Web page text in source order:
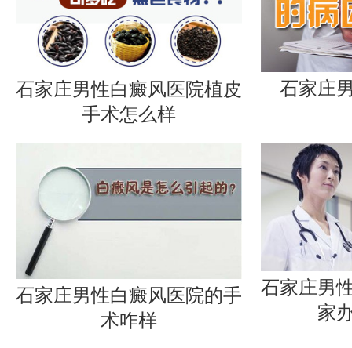
石家庄男性白癜风医院植皮
手术怎么样
石家庄
石家庄男性白癜风医院的手
术咋样
石家庄男
家